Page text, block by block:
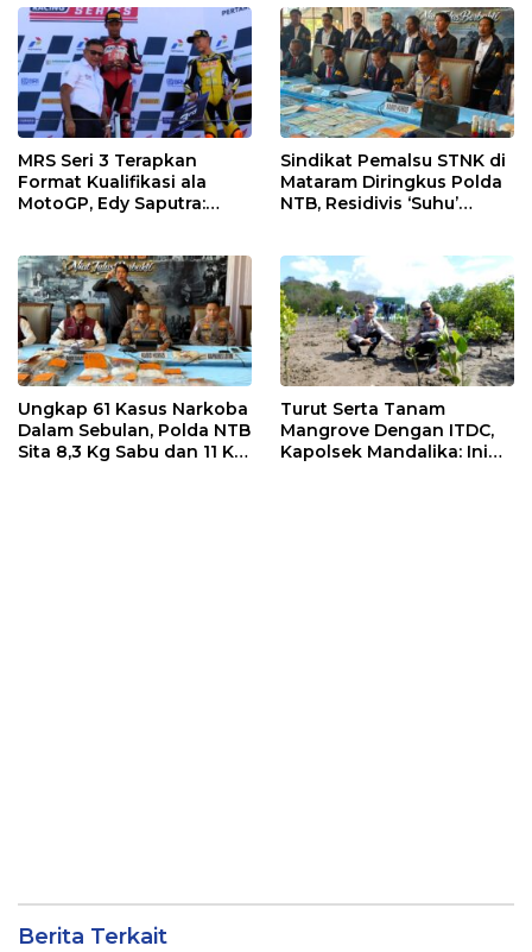
MRS Seri 3 Terapkan
Format Kualifikasi ala
MotoGP, Edy Saputra:
Sindikat Pemalsu STNK di
Mataram Diringkus Polda
NTB, Residivis ‘Suhu’
Ungkap 61 Kasus Narkoba
Dalam Sebulan, Polda NTB
Sita 8,3 Kg Sabu dan 11 Kg
Turut Serta Tanam
Mangrove Dengan ITDC,
Kapolsek Mandalika: Ini
Berita Terkait